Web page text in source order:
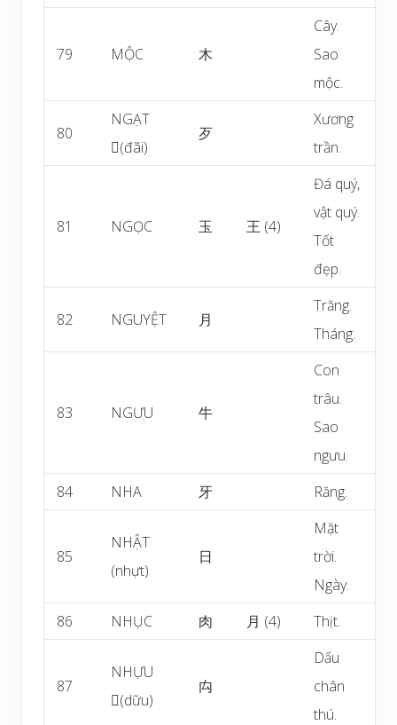
79 MỘC 木
Cây.
Sao
mộc.
80
NGẠT
(đãi)
歹
Xương
trần.
81 NGỌC 玉 王 (4)
Đá quý,
vật quý.
Tốt
đẹp.
82 NGUYỆT 月
Trăng.
Tháng.
83 NGƯU 牛
Con
trâu.
Sao
ngưu.
84
NHA 牙 Răng.
85
NHẬT
(nhựt)
日
Mặt
trời.
Ngày.
86
NHỤC 肉 月 (4) Thịt.
87
NHỰU
(dữu)
禸
Dấu
chân
thú.